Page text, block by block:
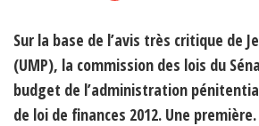
Sur la base de l’avis très critique de
(UMP), la commission des lois du
budget de l’administration
de loi de finances 2012. Une première.